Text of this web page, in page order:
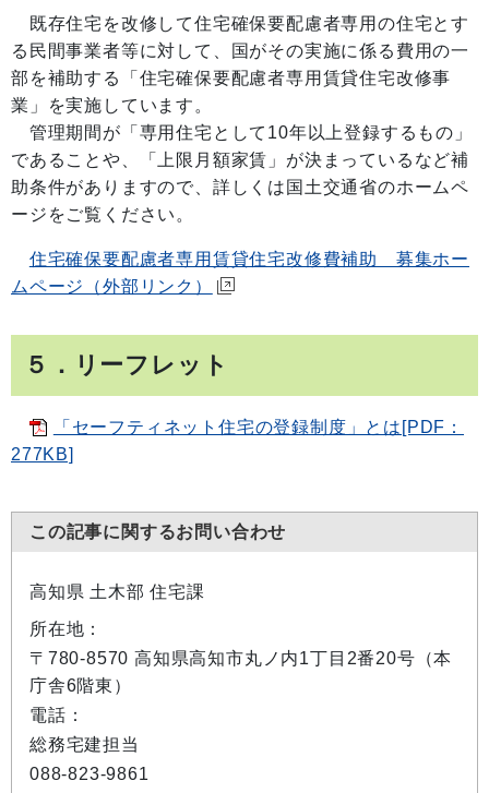
既存住宅を改修して住宅確保要配慮者専用の住宅とす
る民間事業者等に対して、国がその実施に係る費用の一
部を補助する「住宅確保要配慮者専用賃貸住宅改修事
業」を実施しています。
管理期間が「専用住宅として10年以上登録するもの」
であることや、「上限月額家賃」が決まっているなど補
助条件がありますので、詳しくは国土交通省のホームペ
ージをご覧ください。
住宅確保要配慮者専用賃貸住宅改修費補助 募集ホー
ムページ（外部リンク）
５．リーフレット
「セーフティネット住宅の登録制度」とは[PDF：
277KB]
この記事に関するお問い合わせ
高知県 土木部 住宅課
所在地：
〒780-8570 高知県高知市丸ノ内1丁目2番20号（本
庁舎6階東）
電話：
総務宅建担当
088-823-9861